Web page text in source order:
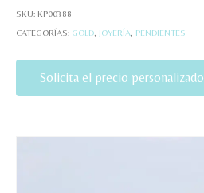
SKU: KP00388
CATEGORÍAS: GOLD JOYERÍA PENDIENTES
Solicita el precio personalizado